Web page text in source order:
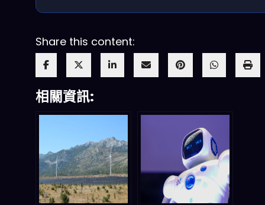
Share this content:
相關資訊: